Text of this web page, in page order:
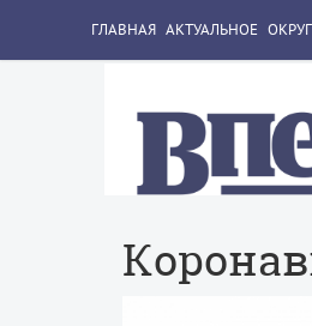
ГЛАВНАЯ АКТУАЛЬНОЕ ОКРУГ